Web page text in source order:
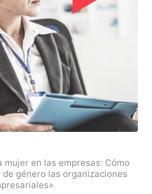
mujer en las empresas: Cómo
género las organizaciones